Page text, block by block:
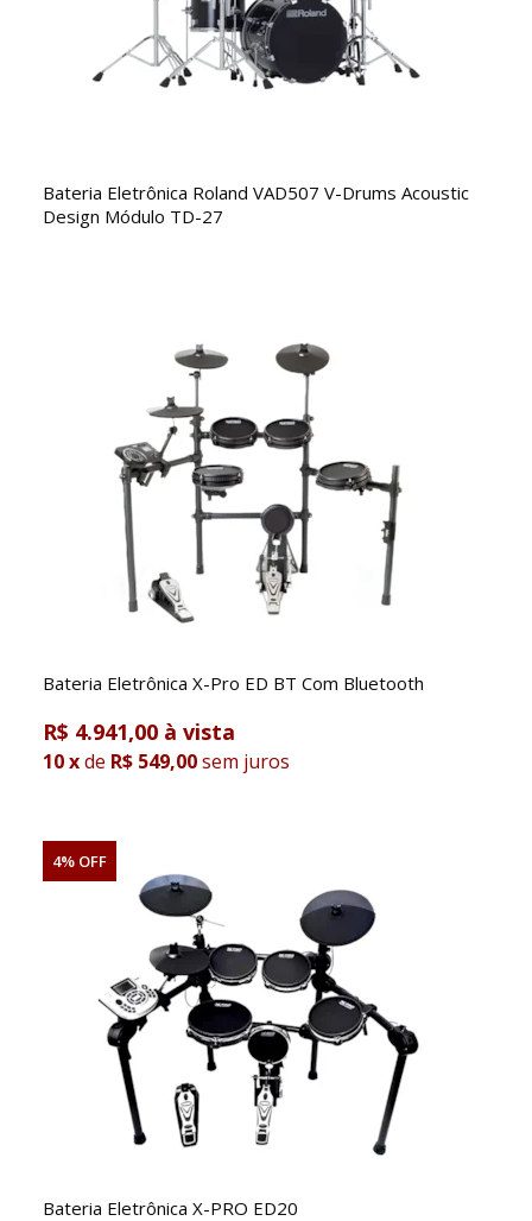
Bateria Eletrônica Roland VAD507 V-Drums Acoustic
Design Módulo TD-27
Bateria Eletrônica X-Pro ED BT Com Bluetooth
R$ 4.941,00
10xde R$ 549,00sem juros
4% OFF
Bateria Eletrônica X-PRO ED20